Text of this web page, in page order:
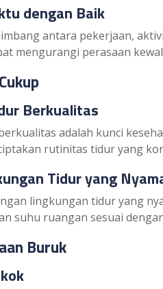
dengan Baik
antara pekerjaan,
mengurangi perasaan
Berkualitas
adalah kunci
rutinitas tidur yang
Tidur yang
lingkungan tidur yang
suhu ruangan sesuai
Buruk